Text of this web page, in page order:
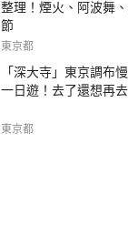
整理！煙火、阿波舞
節
東京都
「深大寺」東京調布
一日遊！去了還想再去
東京都